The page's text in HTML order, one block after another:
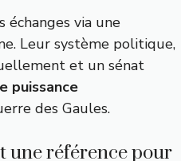
échanges via une
Leur système politique,
et un sénat
puissance
des Gaules.
une référence pour